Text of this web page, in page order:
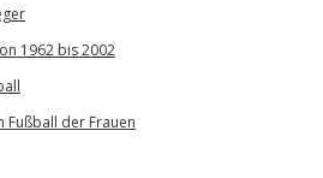
1962 bis 2002
Fußball der Frauen